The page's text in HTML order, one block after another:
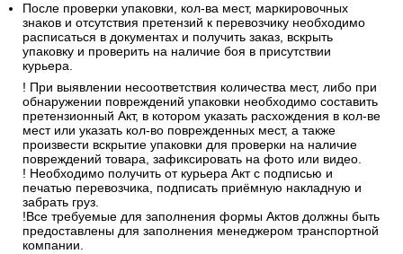
После проверки упаковки, кол-ва мест, маркировочных
знаков и отсутствия претензий к перевозчику необходимо
расписаться в документах и получить заказ, вскрыть
упаковку и проверить на наличие боя в присутствии
курьера.
! При выявлении несоответствия количества мест, либо при
обнаружении повреждений упаковки необходимо составить
претензионный Акт, в котором указать расхождения в кол-ве
мест или указать кол-во поврежденных мест, а также
произвести вскрытие упаковки для проверки на наличие
повреждений товара, зафиксировать на фото или видео.
! Необходимо получить от курьера Акт с подписью и
печатью перевозчика, подписать приёмную накладную и
забрать груз.
!Все требуемые для заполнения формы Актов должны быть
предоставлены для заполнения менеджером транспортной
компании.